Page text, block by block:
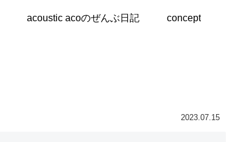
acoustic acoのぜんぶ日記 concept
2023.07.15